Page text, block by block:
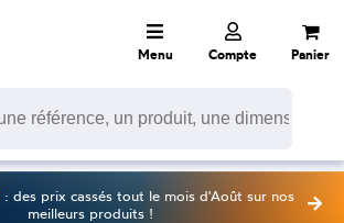
Menu Compte Panier
: des prix cassés tout le mois d'Août sur nos
meilleurs produits !